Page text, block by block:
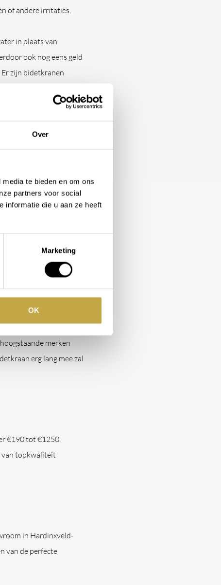
Over
te bieden en om ons
partners voor social
informatie die u aan ze heeft
Marketing
OK
of andere irritaties.
in plaats van
ook nog eens geld
zijn bidetkranen
verschillende
voordelen en unieke
contact met ons
beste keuze.
streven we ernaar om
merken
erg lang mee zal
€190 tot €1250.
van topkwaliteit
in Hardinxveld-
van de perfecte